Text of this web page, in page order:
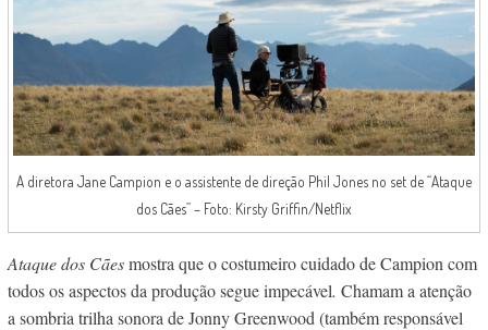
A diretora Jane Campion e o assistente de direção Phil Jones no set de “Ataque
dos Cães” – Foto: Kirsty Griffin/Netflix
Ataque dos Cãesmostra que o costumeiro cuidado de Campion com
todos os aspectos da produção segue impecável. Chamam a atenção
a sombria trilha sonora de Jonny Greenwood (também responsável